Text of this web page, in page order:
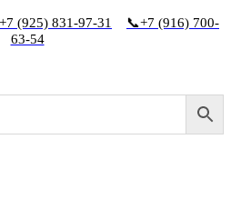
(925) 831-97-31
📞+7 (916) 700-
63-54